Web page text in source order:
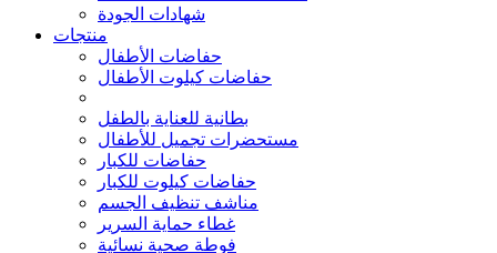
شهادات الجودة
منتجات
حفاضات الأطفال
حفاضات كيلوت الأطفال
بطانية للعناية بالطفل
مستحضرات تجميل للأطفال
حفاضات للكبار
حفاضات كيلوت للكبار
مناشف تنظيف الجسم
غطاء حماية السرير
فوطة صحية نسائية